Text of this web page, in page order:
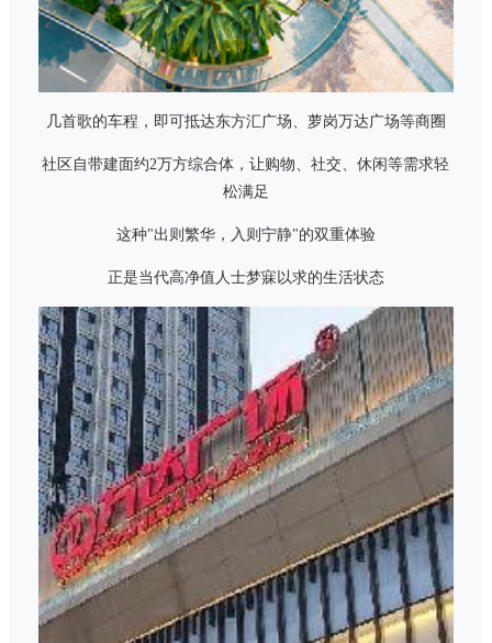
几首歌的车程，即可抵达东方汇广场、萝岗万达广场等商圈
社区自带建面约2万方综合体，让购物、社交、休闲等需求轻
松满足
这种"出则繁华，入则宁静"的双重体验
正是当代高净值人士梦寐以求的生活状态